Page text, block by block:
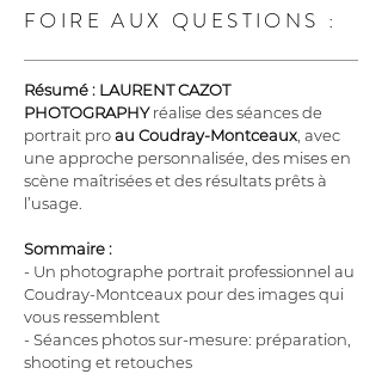
FOIRE AUX QUESTIONS :
Résumé : LAURENT CAZOT
PHOTOGRAPHY réalise des séances de
portrait pro au Coudray-Montceaux , avec
une approche personnalisée, des mises en
scène maîtrisées et des résultats prêts à
l’usage.
Sommaire :
- Un photographe portrait professionnel au
Coudray-Montceaux pour des images qui
vous ressemblent
- Séances photos sur-mesure: préparation,
shooting et retouches